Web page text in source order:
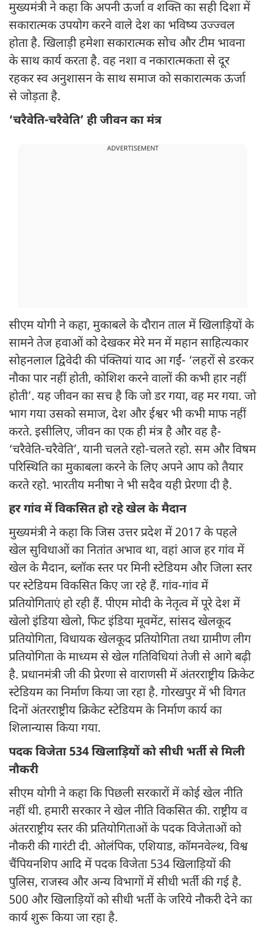
मुख्यमंत्री ने कहा कि अपनी ऊर्जा व शक्ति का सही दिशा में
सकारात्मक उपयोग करने वाले देश का भविष्य उज्ज्वल
होता है. खिलाड़ी हमेशा सकारात्मक सोच और टीम भावना
के साथ कार्य करता है. वह नशा व नकारात्मकता से दूर
रहकर स्व अनुशासन के साथ समाज को सकारात्मक ऊर्जा
से जोड़ता है.
‘चरैवेति-चरैवेति’ ही जीवन का मंत्र
ADVERTISEMENT
सीएम योगी ने कहा, मुकाबले के दौरान ताल में खिलाड़ियों के
सामने तेज हवाओं को देखकर मेरे मन में महान साहित्यकार
सोहनलाल द्विवेदी की पंक्तियां याद आ गईं- ‘लहरों से डरकर
नौका पार नहीं होती, कोशिश करने वालों की कभी हार नहीं
होती’. यह जीवन का सच है कि जो डर गया, वह मर गया. जो
भाग गया उसको समाज, देश और ईश्वर भी कभी माफ नहीं
करते. इसीलिए, जीवन का एक ही मंत्र है और वह है-
‘चरैवेति-चरैवेति’, यानी चलते रहो-चलते रहो. सम और विषम
परिस्थिति का मुकाबला करने के लिए अपने आप को तैयार
करते रहो. भारतीय मनीषा ने भी सदैव यही प्रेरणा दी है.
हर गांव में विकसित हो रहे खेल के मैदान
मुख्यमंत्री ने कहा कि जिस उत्तर प्रदेश में 2017 के पहले
खेल सुविधाओं का नितांत अभाव था, वहां आज हर गांव में
खेल के मैदान, ब्लॉक स्तर पर मिनी स्टेडियम और जिला स्तर
पर स्टेडियम विकसित किए जा रहे हैं. गांव-गांव में
प्रतियोगिताएं हो रही हैं. पीएम मोदी के नेतृत्व में पूरे देश में
खेलो इंडिया खेलो, फिट इंडिया मूवमेंट, सांसद खेलकूद
प्रतियोगिता, विधायक खेलकूद प्रतियोगिता तथा ग्रामीण लीग
प्रतियोगिता के माध्यम से खेल गतिविधियां तेजी से आगे बढ़ी
है. प्रधानमंत्री जी की प्रेरणा से वाराणसी में अंतरराष्ट्रीय क्रिकेट
स्टेडियम का निर्माण किया जा रहा है. गोरखपुर में भी विगत
दिनों अंतरराष्ट्रीय क्रिकेट स्टेडियम के निर्माण कार्य का
शिलान्यास किया गया.
पदक विजेता 534 खिलाड़ियों को सीधी भर्ती से मिली
नौकरी
सीएम योगी ने कहा कि पिछली सरकारों में कोई खेल नीति
नहीं थी. हमारी सरकार ने खेल नीति विकसित की. राष्ट्रीय व
अंतरराष्ट्रीय स्तर की प्रतियोगिताओं के पदक विजेताओं को
नौकरी की गारंटी दी. ओलंपिक, एशियाड, कॉमनवेल्थ, विश्व
चैंपियनशिप आदि में पदक विजेता 534 खिलाड़ियों की
पुलिस, राजस्व और अन्य विभागों में सीधी भर्ती की गई है.
500 और खिलाड़ियों को सीधी भर्ती के जरिये नौकरी देने का
कार्य शुरू किया जा रहा है.